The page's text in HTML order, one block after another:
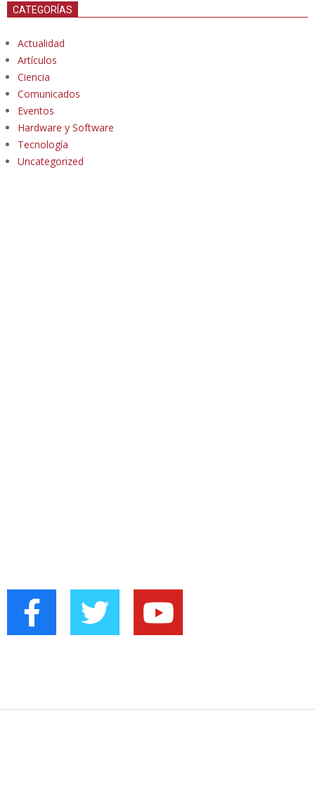
CATEGORÍAS
Actualidad
Artículos
Ciencia
Comunicados
Eventos
Hardware y Software
Tecnología
Uncategorized